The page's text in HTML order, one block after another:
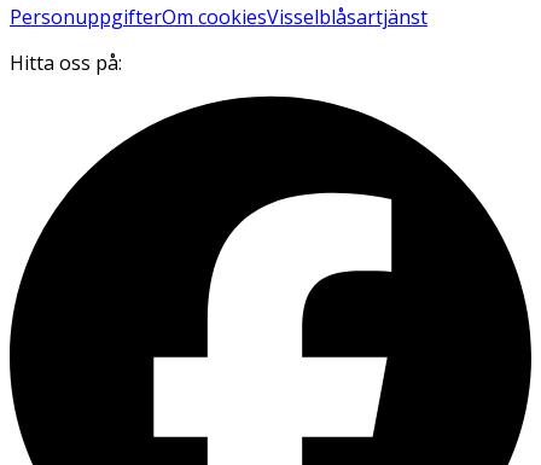
PersonuppgifterOm cookiesVisselblåsartjänst
Hitta oss på: